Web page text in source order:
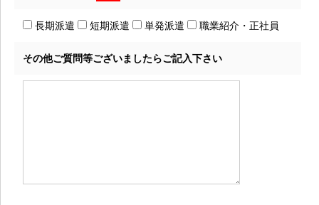
長期派遣 短期派遣 単発派遣 職業紹介・正社員
その他ご質問等ございましたらご記入下さい